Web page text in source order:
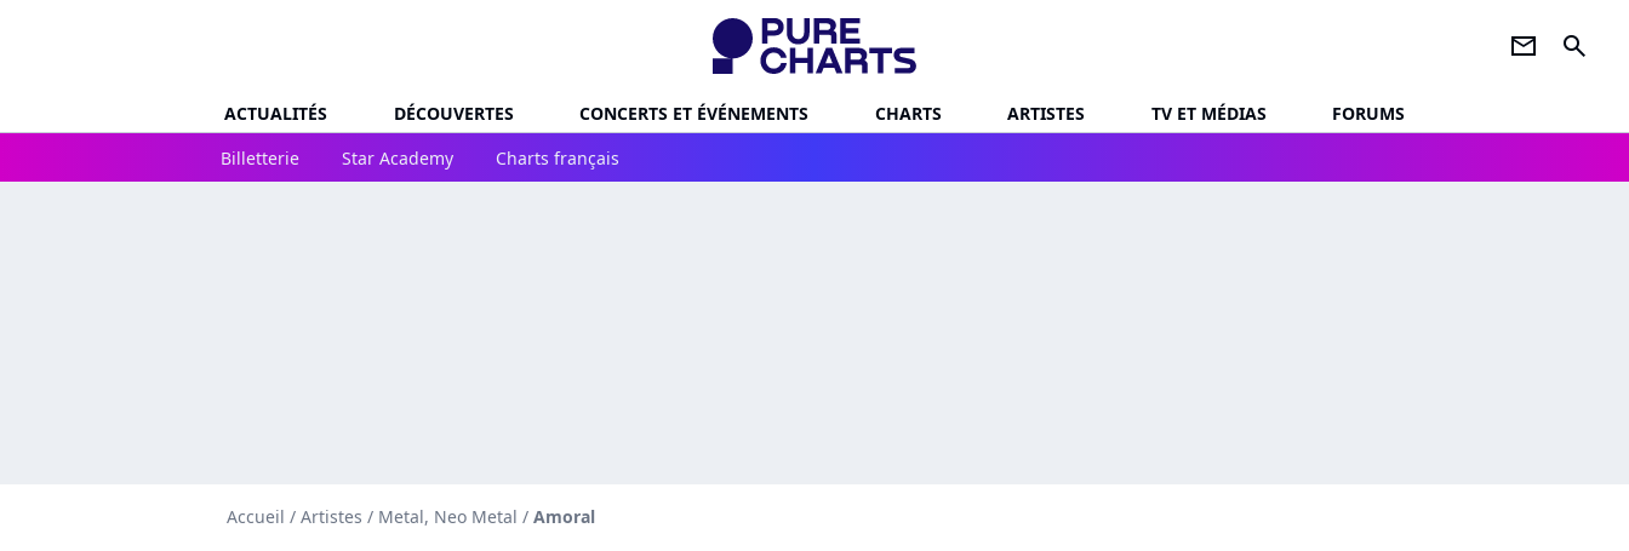
newsletter search
ACTUALITÉS DÉCOUVERTES CONCERTS ET ÉVÉNEMENTS CHARTS ARTISTES TV ET MÉDIAS
FORUMS
Billetterie
Star Academy Charts français
Accueil / Artistes / Metal, Neo Metal / Amoral